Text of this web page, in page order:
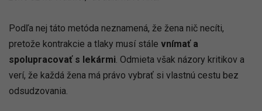
Podľa nej táto metóda neznamená, že žena nič necíti,
pretože kontrakcie a tlaky musí stále vnímať a
spolupracovať s lekármi. Odmieta však názory kritikov a
verí, že každá žena má právo vybrať si vlastnú cestu bez
odsudzovania.